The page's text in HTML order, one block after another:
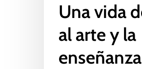
Una vida
al arte y la
enseñanza